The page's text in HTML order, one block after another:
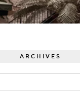
ARCHIVES